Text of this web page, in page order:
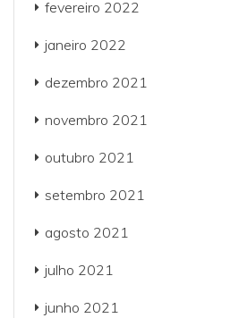
fevereiro 2022
janeiro 2022
dezembro 2021
novembro 2021
outubro 2021
setembro 2021
agosto 2021
julho 2021
junho 2021